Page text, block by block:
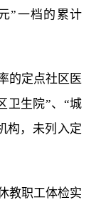
”一档的累计
的定点社区医
卫生院”、“城
构，未列入定
教职工体检实